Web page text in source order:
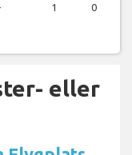
1 0
eller